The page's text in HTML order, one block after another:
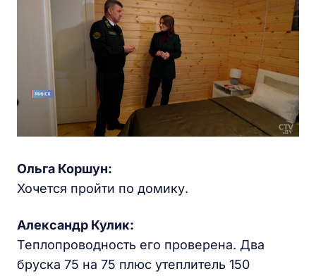
Ольга Коршун:
Хочется пройти по домику.
Александр Кулик:
Теплопроводность его проверена. Два
бруска 75 на 75 плюс утеплитель 150